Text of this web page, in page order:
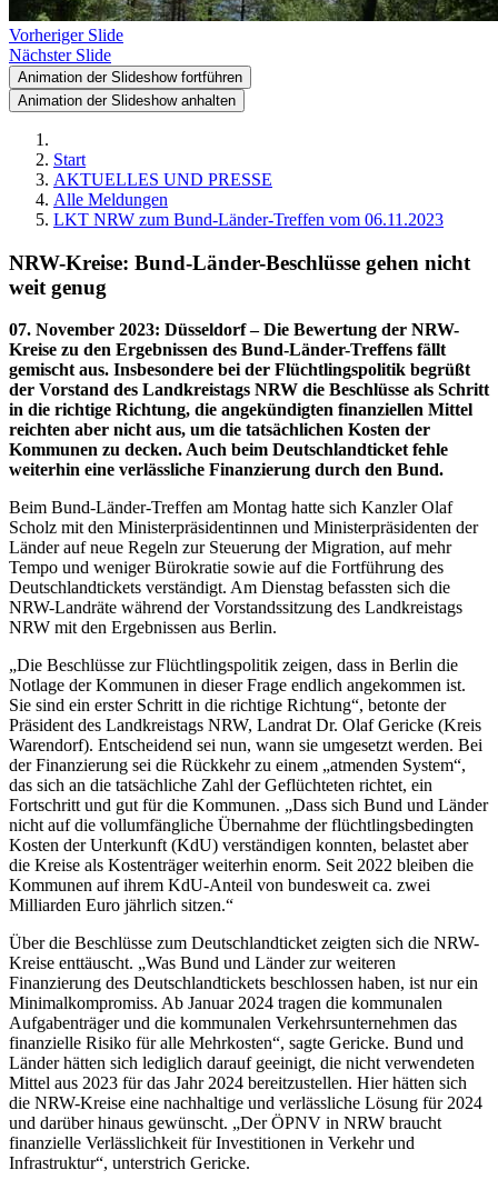
Vorheriger Slide
Nächster Slide
Animation der Slideshow fortführen
Animation der Slideshow anhalten
Start
AKTUELLES UND PRESSE
Alle Meldungen
LKT NRW zum Bund-Länder-Treffen vom 06.11.2023
NRW-Kreise: Bund-Länder-Beschlüsse gehen nicht
weit genug
07. November 2023: Düsseldorf – Die Bewertung der NRW-
Kreise zu den Ergebnissen des Bund-Länder-Treffens fällt
gemischt aus. Insbesondere bei der Flüchtlingspolitik begrüßt
der Vorstand des Landkreistags NRW die Beschlüsse als Schritt
in die richtige Richtung, die angekündigten finanziellen Mittel
reichten aber nicht aus, um die tatsächlichen Kosten der
Kommunen zu decken. Auch beim Deutschlandticket fehle
weiterhin eine verlässliche Finanzierung durch den Bund.
Beim Bund-Länder-Treffen am Montag hatte sich Kanzler Olaf
Scholz mit den Ministerpräsidentinnen und Ministerpräsidenten der
Länder auf neue Regeln zur Steuerung der Migration, auf mehr
Tempo und weniger Bürokratie sowie auf die Fortführung des
Deutschlandtickets verständigt. Am Dienstag befassten sich die
NRW-Landräte während der Vorstandssitzung des Landkreistags
NRW mit den Ergebnissen aus Berlin.
„Die Beschlüsse zur Flüchtlingspolitik zeigen, dass in Berlin die
Notlage der Kommunen in dieser Frage endlich angekommen ist.
Sie sind ein erster Schritt in die richtige Richtung“, betonte der
Präsident des Landkreistags NRW, Landrat Dr. Olaf Gericke (Kreis
Warendorf). Entscheidend sei nun, wann sie umgesetzt werden. Bei
der Finanzierung sei die Rückkehr zu einem „atmenden System“,
das sich an die tatsächliche Zahl der Geflüchteten richtet, ein
Fortschritt und gut für die Kommunen. „Dass sich Bund und Länder
nicht auf die vollumfängliche Übernahme der flüchtlingsbedingten
Kosten der Unterkunft (KdU) verständigen konnten, belastet aber
die Kreise als Kostenträger weiterhin enorm. Seit 2022 bleiben die
Kommunen auf ihrem KdU-Anteil von bundesweit ca. zwei
Milliarden Euro jährlich sitzen.“
Über die Beschlüsse zum Deutschlandticket zeigten sich die NRW-
Kreise enttäuscht. „Was Bund und Länder zur weiteren
Finanzierung des Deutschlandtickets beschlossen haben, ist nur ein
Minimalkompromiss. Ab Januar 2024 tragen die kommunalen
Aufgabenträger und die kommunalen Verkehrsunternehmen das
finanzielle Risiko für alle Mehrkosten“, sagte Gericke. Bund und
Länder hätten sich lediglich darauf geeinigt, die nicht verwendeten
Mittel aus 2023 für das Jahr 2024 bereitzustellen. Hier hätten sich
die NRW-Kreise eine nachhaltige und verlässliche Lösung für 2024
und darüber hinaus gewünscht. „Der ÖPNV in NRW braucht
finanzielle Verlässlichkeit für Investitionen in Verkehr und
Infrastruktur“, unterstrich Gericke.